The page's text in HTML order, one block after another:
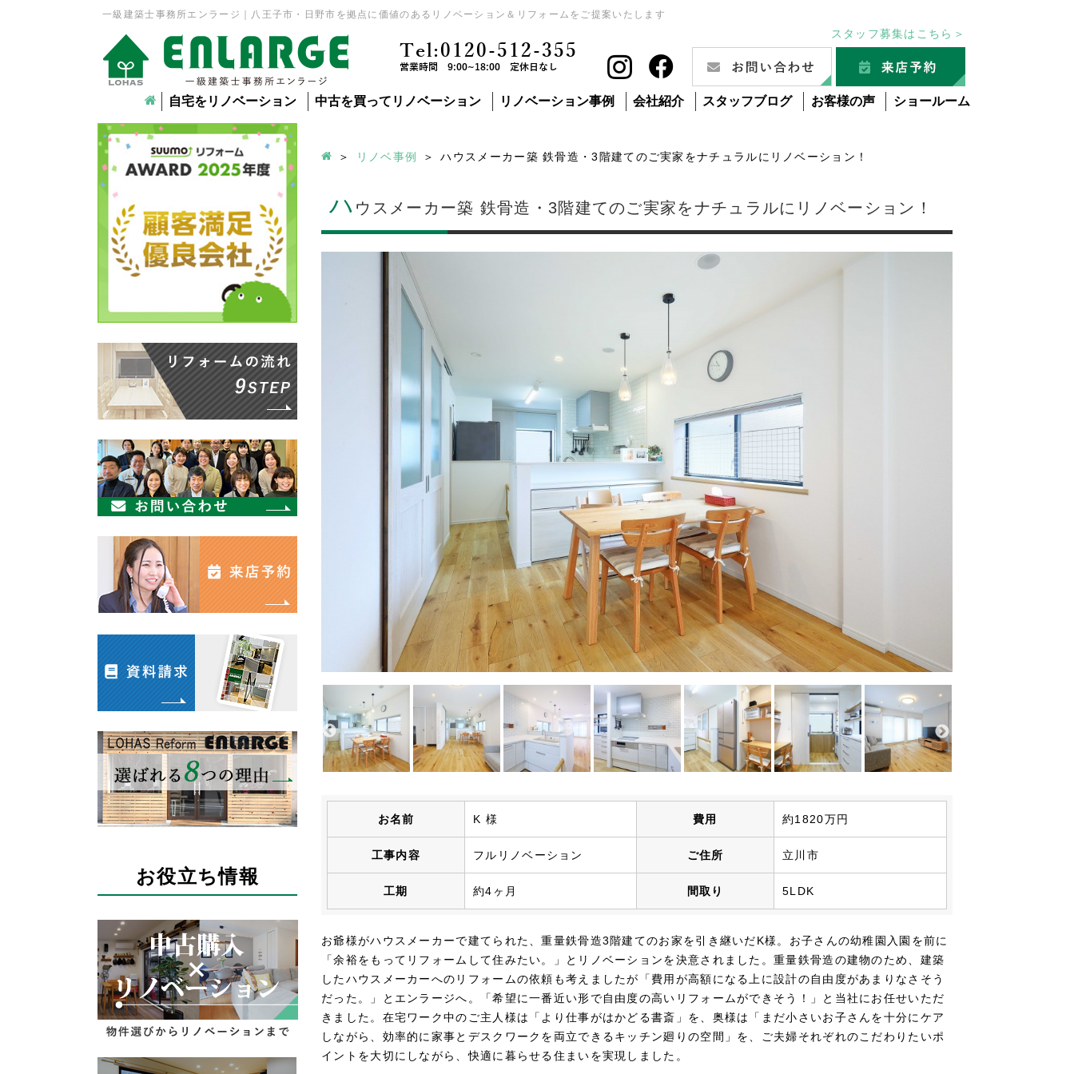
一級建築士事務所エンラージ｜八王子市・日野市を拠点に価値のあるリノベーション＆リフォームをご提案いたします
スタッフ募集はこちら＞
Tel:0120-512-355
営業時間 9:00~18:00 定休日なし
自宅をリノベーション 中古を買ってリノベーション リノベーション事例 会社紹介 スタッフブログ お客様の声 ショールーム
お役立ち情報
リノベ事例 ハウスメーカー築 鉄骨造・3階建てのご実家をナチュラルにリノベーション！
ハ ウスメーカー築 鉄骨造・3階建てのご実家をナチュラルにリノベーション！
お名前 K 様 費用 約1820万円
工事内容 フルリノベーション ご住所 立川市
工期 約4ヶ月 間取り 5LDK
お爺様がハウスメーカーで建てられた、重量鉄骨造3階建てのお家を引き継いだK様。お子さんの幼稚園入園を前に
「余裕をもってリフォームして住みたい。」とリノベーションを決意されました。重量鉄骨造の建物のため、建築
したハウスメーカーへのリフォームの依頼も考えましたが「費用が高額になる上に設計の自由度があまりなさそう
だった。」とエンラージへ。「希望に一番近い形で自由度の高いリフォームができそう！」と当社にお任せいただ
きました。在宅ワーク中のご主人様は「より仕事がはかどる書斎」を、奥様は「まだ小さいお子さんを十分にケア
しながら、効率的に家事とデスクワークを両立できるキッチン廻りの空間」を、ご夫婦それぞれのこだわりたいポ
イントを大切にしながら、快適に暮らせる住まいを実現しました。